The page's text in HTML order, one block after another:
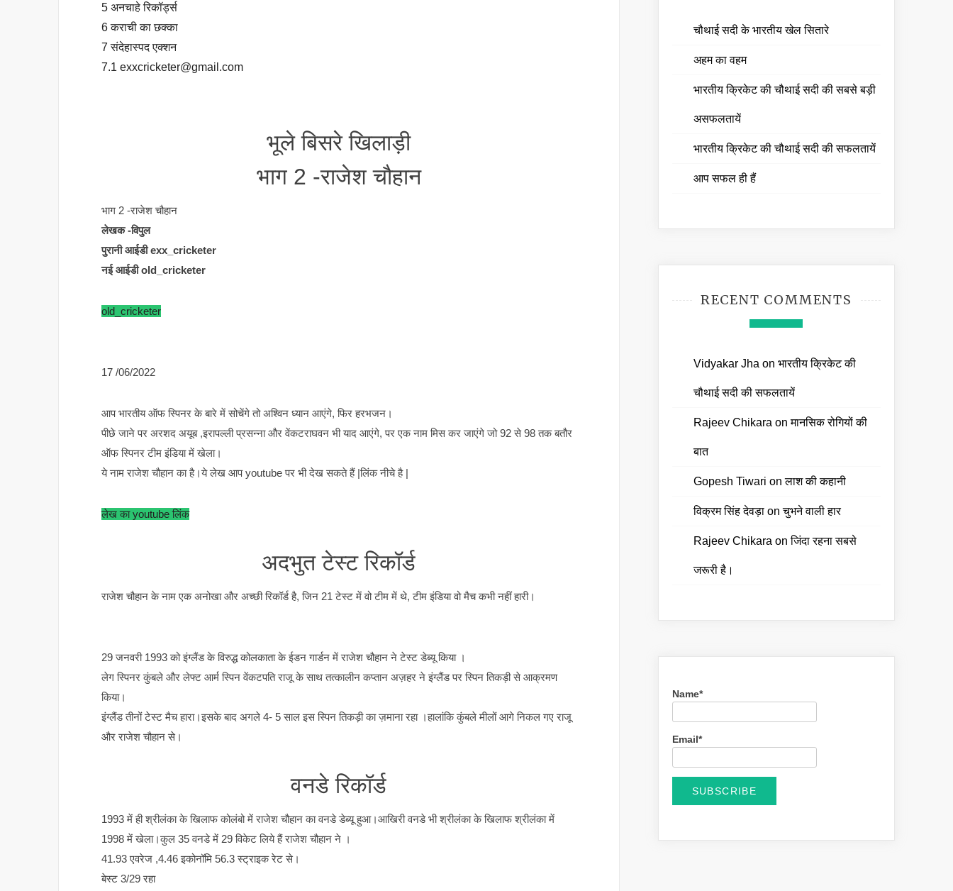
5 अनचाहे रिकॉर्ड्स
6 कराची का छक्का
7 संदेहास्पद एक्शन
7.1 exxcricketer@gmail.com
भूले बिसरे खिलाड़ी
भाग 2 -राजेश चौहान
भाग 2 -राजेश चौहान
लेखक -विपुल
पुरानी आईडी exx_cricketer
नई आईडी old_cricketer
old_cricketer
17 /06/2022
आप भारतीय ऑफ स्पिनर के बारे में सोचेंगे तो अश्विन ध्यान आएंगे, फिर हरभजन।
पीछे जाने पर अरशद अयूब ,इरापल्ली प्रसन्ना और वेंकटराघवन भी याद आएंगे, पर एक नाम मिस कर जाएंगे जो 92 से 98 तक बतौर
ऑफ स्पिनर टीम इंडिया में खेला।
ये नाम राजेश चौहान का है।ये लेख आप youtube पर भी देख सकते हैं |लिंक नीचे है |
लेख का youtube लिंक
अदभुत टेस्ट रिकॉर्ड
राजेश चौहान के नाम एक अनोखा और अच्छी रिकॉर्ड है, जिन 21 टेस्ट में वो टीम में थे, टीम इंडिया वो मैच कभी नहीं हारी।
29 जनवरी 1993 को इंग्लैंड के विरुद्ध कोलकाता के ईडन गार्डन में राजेश चौहान ने टेस्ट डेब्यू किया ।
लेग स्पिनर कुंबले और लेफ्ट आर्म स्पिन वेंकटपति राजू के साथ तत्कालीन कप्तान अज़हर ने इंग्लैंड पर स्पिन तिकड़ी से आक्रमण
किया।
इंग्लैंड तीनों टेस्ट मैच हारा।इसके बाद अगले 4- 5 साल इस स्पिन तिकड़ी का ज़माना रहा ।हालांकि कुंबले मीलों आगे निकल गए राजू
और राजेश चौहान से।
वनडे रिकॉर्ड
1993 में ही श्रीलंका के खिलाफ कोलंबो में राजेश चौहान का वनडे डेब्यू हुआ।आखिरी वनडे भी श्रीलंका के खिलाफ श्रीलंका में
1998 में खेला।कुल 35 वनडे में 29 विकेट लिये हैं राजेश चौहान ने ।
41.93 एवरेज ,4.46 इकोनॉमि 56.3 स्ट्राइक रेट से।
बेस्ट 3/29 रहा
चौथाई सदी के भारतीय खेल सितारे
अहम का वहम
भारतीय क्रिकेट की चौथाई सदी की सबसे बड़ी
असफलतायें
भारतीय क्रिकेट की चौथाई सदी की सफलतायें
आप सफल ही हैं
RECENT COMMENTS
Vidyakar Jha on भारतीय क्रिकेट की
चौथाई सदी की सफलतायें
Rajeev Chikara onमानसिक रोगियों की
बात
Gopesh Tiwari onलाश की कहानी
विक्रम सिंह देवड़ाonचुभने वाली हार
Rajeev Chikara onजिंदा रहना सबसे
जरूरी है।
Name*
Email*